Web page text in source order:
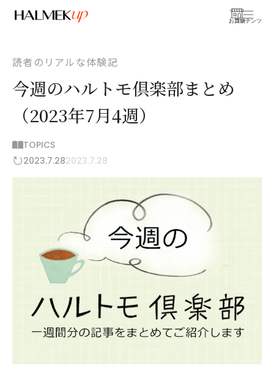
お買物
コンテンツ
読者のリアルな体験記
今週のハルトモ倶楽部まとめ
（2023年7月4週）
TOPICS
2023.7.282023.7.28